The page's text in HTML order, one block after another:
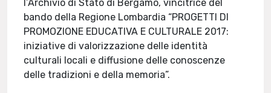
l’Archivio di Stato di Bergamo, vincitrice del
bando della Regione Lombardia “PROGETTI DI
PROMOZIONE EDUCATIVA E CULTURALE 2017:
iniziative di valorizzazione delle identità
culturali locali e diffusione delle conoscenze
delle tradizioni e della memoria”.